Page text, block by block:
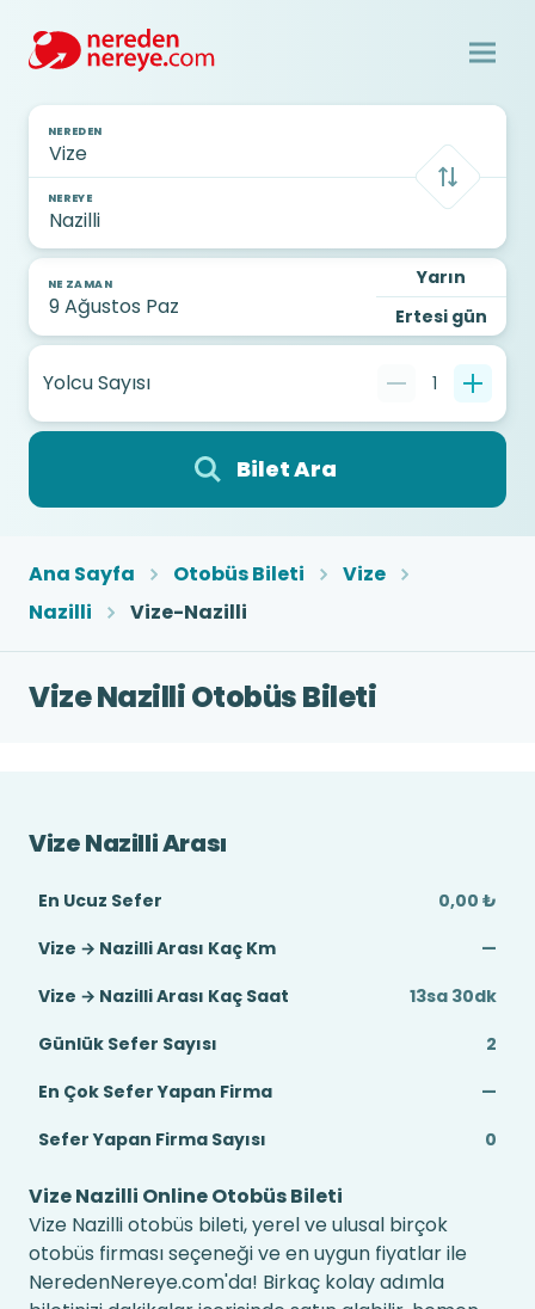
NEREDEN
NEREYE
NE ZAMAN
Yarın
Ertesi gün
Yolcu Sayısı 1
Bilet Ara
Ana Sayfa Otobüs Bileti
Vize
Nazilli
Vize-Nazilli
Vize Nazilli Otobüs Bileti
Vize Nazilli Arası
En Ucuz Sefer
0,00 ₺
Vize → Nazilli Arası Kaç Km
—
Vize → Nazilli Arası Kaç Saat
13sa 30dk
Günlük Sefer Sayısı
2
En Çok Sefer Yapan Firma
—
Sefer Yapan Firma Sayısı
0
Vize Nazilli Online Otobüs Bileti
Vize Nazilli otobüs bileti, yerel ve ulusal birçok
otobüs firması seçeneği ve en uygun fiyatlar ile
NeredenNereye.com'da! Birkaç kolay adımla